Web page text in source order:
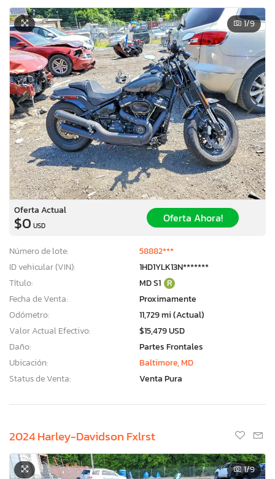
1/9
Oferta Actual
$0 USD
Oferta Ahora!
Número de lote:
58882***
ID vehicular (VIN):
1HD1YLK13N*******
Título:
MD S1 R
Fecha de Venta:
Proximamente
Odómetro:
11,729 mi (Actual)
Valor Actual Efectivo:
$15,479 USD
Daño:
Partes Frontales
Ubicación:
Baltimore, MD
Status de Venta:
Venta Pura
2024 Harley-Davidson Fxlrst
1/9